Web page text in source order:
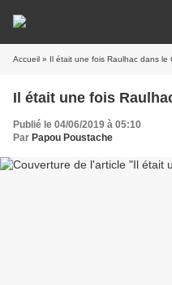
Accueil » Il était une fois Raulhac dans le
Il était une fois
Publié le 04/06/2019 à 05:10
Par Papou Poustache